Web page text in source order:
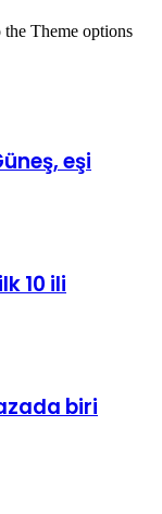
Theme options
eşi
10 ili
biri